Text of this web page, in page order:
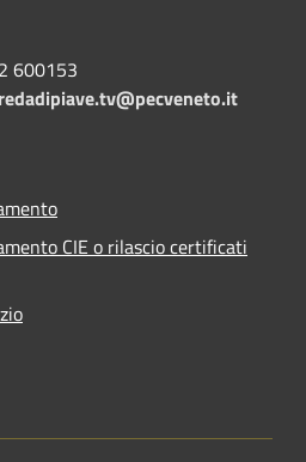
600153
CIE o rilascio certificati